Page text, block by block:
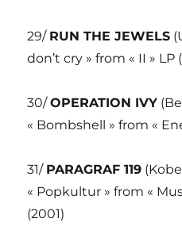
29/ RUN THE JEWELS
don’t cry » from « II » LP
30/OPERATION IVY
« Bombshell » from «
31/ PARAGRAF 119
« Popkultur » from «
(2001)